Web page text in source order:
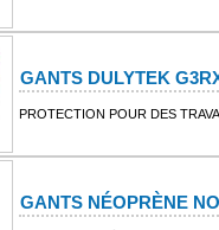
GANTS DULYTEK
PROTECTION POUR DES
GANTS NÉOPRÈNE